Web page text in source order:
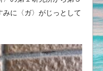
に〈ガ〉がじっとして